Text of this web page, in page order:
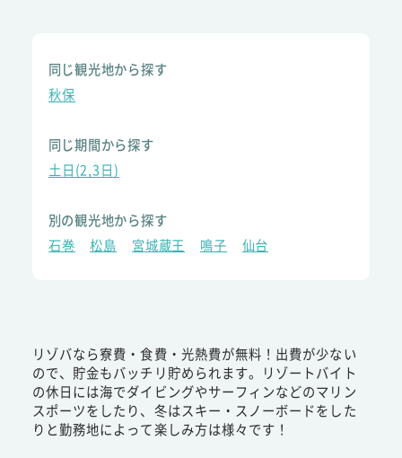
同じ観光地から探す
秋保
同じ期間から探す
土日(2,3日)
別の観光地から探す
石巻
松島 宮城蔵王 鳴子 仙台
リゾバなら寮費・食費・光熱費が無料！出費が少ない
ので、貯金もバッチリ貯められます。リゾートバイト
の休日には海でダイビングやサーフィンなどのマリン
スポーツをしたり、冬はスキー・スノーボードをした
りと勤務地によって楽しみ方は様々です！